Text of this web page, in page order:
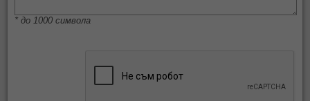
* до 1000 символа